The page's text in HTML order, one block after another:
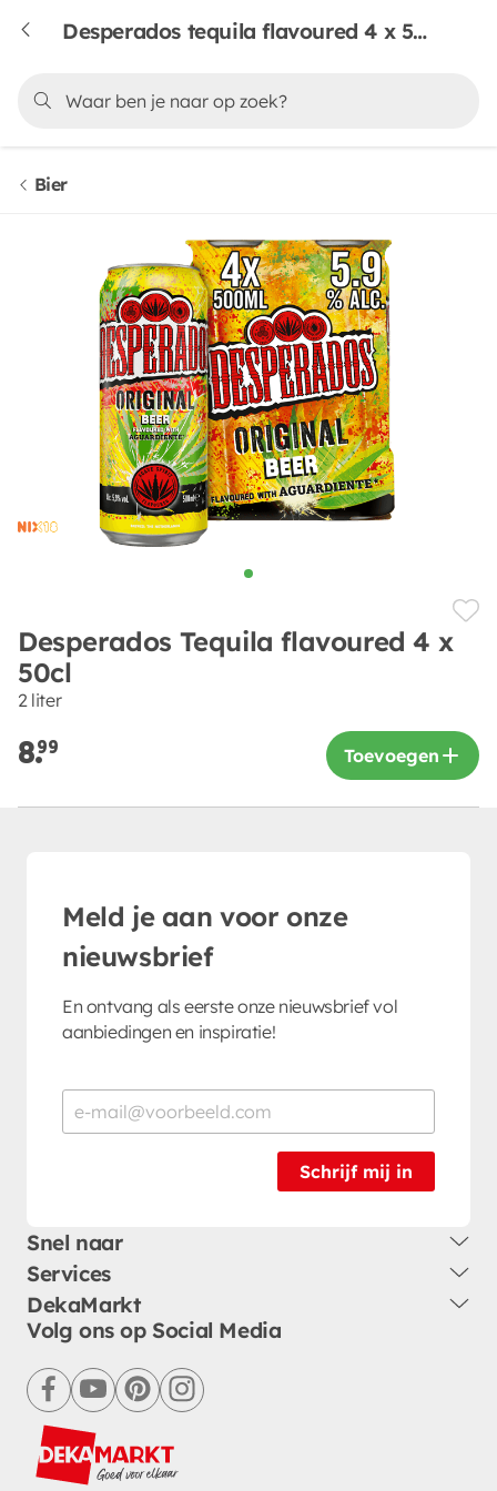
Desperados tequila flavoured 4 x 50cl
Bier
Desperados Tequila flavoured 4 x
50cl
2 liter
8.99 Toevoegen
Meld je aan voor onze
nieuwsbrief
En ontvang als eerste onze nieuwsbrief vol
aanbiedingen en inspiratie!
Schrijf mij in
Snel naar
Services
DekaMarkt
Volg ons op Social Media
facebookyoutubepinterestinstagram